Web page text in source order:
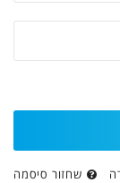
שחזור סיסמה